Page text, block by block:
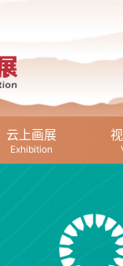
云上画展
Exhibition